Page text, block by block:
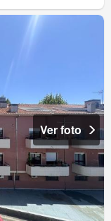
Ver foto